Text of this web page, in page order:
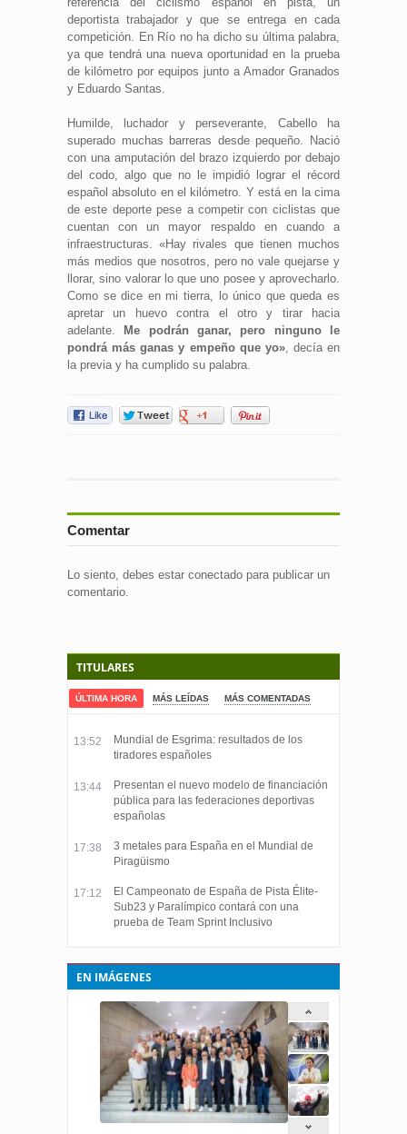
deportista trabajador y que se entrega en cada
competición. En Río no ha dicho su última palabra,
ya que tendrá una nueva oportunidad en la prueba
de kilómetro por equipos junto a Amador Granados
y Eduardo Santas.
Humilde, luchador y perseverante, Cabello ha
superado muchas barreras desde pequeño. Nació
con una amputación del brazo izquierdo por debajo
del codo, algo que no le impidió lograr el récord
español absoluto en el kilómetro. Y está en la cima
de este deporte pese a competir con ciclistas que
cuentan con un mayor respaldo en cuando a
infraestructuras. «Hay rivales que tienen muchos
más medios que nosotros, pero no vale quejarse y
llorar, sino valorar lo que uno posee y aprovecharlo.
Como se dice en mi tierra, lo único que queda es
apretar un huevo contra el otro y tirar hacia
adelante.
Me podrán ganar, pero ninguno le
pondrá más ganas y empeño que yo», decía en
la previa y ha cumplido su palabra.
Comentar
Lo siento, debes estar conectado para publicar un
comentario.
TITULARES
ÚLTIMA HORA MÁS LEÍDAS MÁS COMENTADAS
13:52
Mundial de Esgrima: resultados de los
tiradores españoles
13:44
Presentan el nuevo modelo de financiación
pública para las federaciones deportivas
españolas
17:38
3 metales para España en el Mundial de
Piragüismo
17:12
El Campeonato de España de Pista Élite-
Sub23 y Paralímpico contará con una
prueba de Team Sprint Inclusivo
EN IMÁGENES